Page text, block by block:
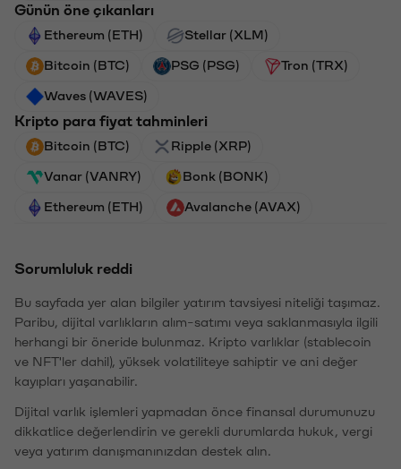
Günün öne çıkanları
Ethereum (ETH) Stellar (XLM)
Bitcoin (BTC) PSG (PSG) Tron (TRX)
Waves (WAVES)
Kripto para fiyat tahminleri
Bitcoin (BTC) Ripple (XRP)
Vanar (VANRY) Bonk (BONK)
Ethereum (ETH) Avalanche (AVAX)
Sorumluluk reddi
Bu sayfada yer alan bilgiler yatırım tavsiyesi niteliği taşımaz.
Paribu, dijital varlıkların alım-satımı veya saklanmasıyla ilgili
herhangi bir öneride bulunmaz. Kripto varlıklar (stablecoin
ve NFT'ler dahil), yüksek volatiliteye sahiptir ve ani değer
kayıpları yaşanabilir.
Dijital varlık işlemleri yapmadan önce finansal durumunuzu
dikkatlice değerlendirin ve gerekli durumlarda hukuk, vergi
veya yatırım danışmanınızdan destek alın.